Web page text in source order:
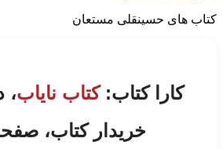
کتاب های حسینقلی مستعان
کارا کتاب:کتاب نایاب،
خریدار کتاب،